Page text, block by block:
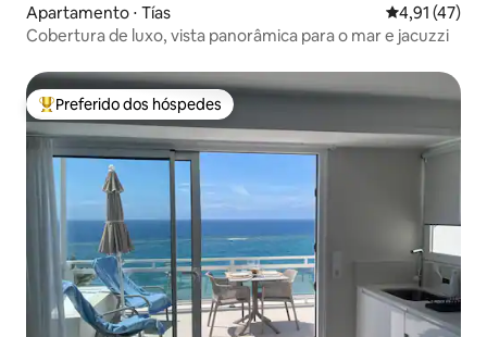
Apartamento ⋅ Tías 4,91 de uma
4,91 (47)
Cobertura de luxo, vista panorâmica para o mar e jacuzzi
Entre os melhores preferidos dos hóspedes
Preferido dos hóspedes